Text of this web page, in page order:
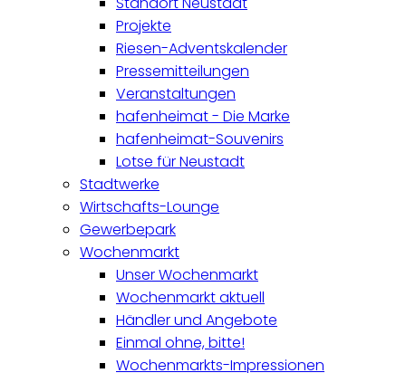
Projekte
Riesen-Adventskalender
Pressemitteilungen
Veranstaltungen
hafenheimat - Die Marke
hafenheimat-Souvenirs
Lotse für Neustadt
Stadtwerke
Wirtschafts-Lounge
Gewerbepark
Wochenmarkt
Unser Wochenmarkt
Wochenmarkt aktuell
Händler und Angebote
Einmal ohne, bitte!
Wochenmarkts-Impressionen